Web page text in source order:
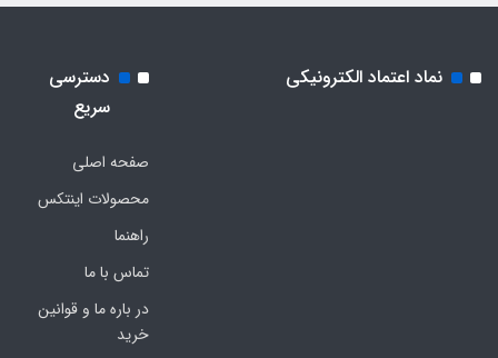
نماد اعتماد الکترونیکی
دسترسی
سریع
صفحه اصلی
محصولات اینتکس
راهنما
تماس با ما
در باره ما و قوانین
خرید